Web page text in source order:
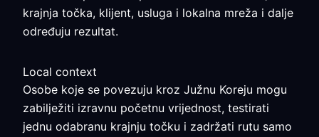
krajnja točka, klijent, usluga i lokalna mreža i dalje
određuju rezultat.
Local context
Osobe koje se povezuju kroz Južnu Koreju mogu
zabilježiti izravnu početnu vrijednost, testirati
jednu odabranu krajnju točku i zadržati rutu samo